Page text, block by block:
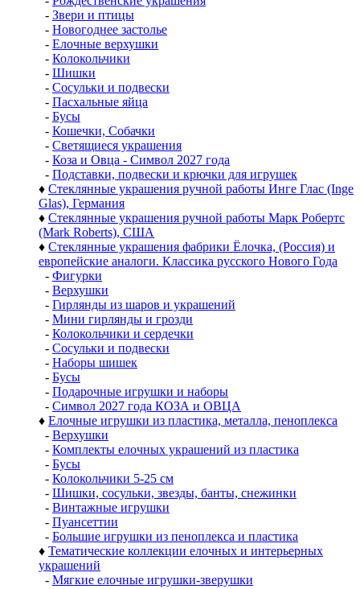
- Звери и птицы
- Новогоднее застолье
- Елочные верхушки
- Колокольчики
- Шишки
- Сосульки и подвески
- Пасхальные яйца
- Бусы
- Кошечки, Собачки
- Светящиеся украшения
- Коза и Овца - Символ 2027 года
- Подставки, подвески и крючки для игрушек
♦ Стеклянные украшения ручной работы Инге Глас (Inge
Glas), Германия
♦ Стеклянные украшения ручной работы Марк Робертс
(Mark Roberts), США
♦ Стеклянные украшения фабрики Ёлочка, (Россия) и
европейские аналоги. Классика русского Нового Года
- Фигурки
- Верхушки
- Гирлянды из шаров и украшений
- Мини гирлянды и грозди
- Колокольчики и сердечки
- Сосульки и подвески
- Наборы шишек
- Бусы
- Подарочные игрушки и наборы
- Символ 2027 года КОЗА и ОВЦА
♦ Елочные игрушки из пластика, металла, пеноплекса
- Верхушки
- Комплекты елочных украшений из пластика
- Бусы
- Колокольчики 5-25 см
- Шишки, сосульки, звезды, банты, снежинки
- Винтажные игрушки
- Пуансеттии
- Большие игрушки из пеноплекса и пластика
♦ Тематические коллекции елочных и интерьерных
украшений
- Мягкие елочные игрушки-зверушки